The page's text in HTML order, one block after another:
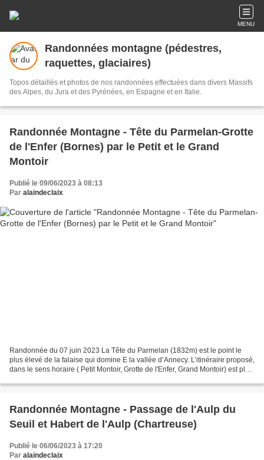
MENU
Randonnées montagne (pédestres,
raquettes, glaciaires)
Topos détaillés et photos de nos randonnées effectuées dans divers Massifs
des Alpes, du Jura et des Pyrénées, en Espagne et en Italie.
Randonnée Montagne - Tête du Parmelan-Grotte
de l'Enfer (Bornes) par le Petit et le Grand
Montoir
Publié le 09/06/2023 à 08:13
Par alaindeclaix
Randonnée du 07 juin 2023 La Tête du Parmelan (1832m) est le point le
plus élevé de la falaise qui domine E la vallée d’Annecy. L’itinéraire proposé,
dans le sens horaire ( Petit Montoir, Grotte de l'Enfer, Grand Montoir) est plus
Randonnée Montagne - Passage de l'Aulp du
Seuil et Habert de l'Aulp (Chartreuse)
Publié le 06/06/2023 à 17:20
Par alaindeclaix